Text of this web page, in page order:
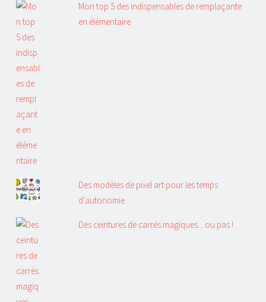
Mon top 5 des indispensables de remplaçante
en élémentaire
Des modèles de pixel art pour les temps
d'autonomie
Des ceintures de carrés magiques... ou pas !